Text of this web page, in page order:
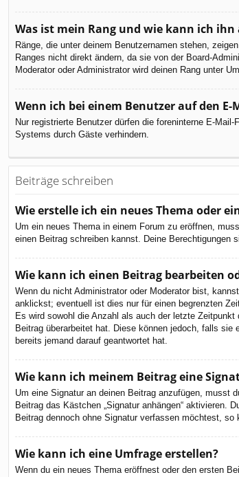
Was ist mein Rang und wie kann ich ihn
Ränge, die unter deinem Benutzernamen stehen,
Ranges nicht direkt ändern, da sie von der Board-
Moderator oder Administrator wird deinen Rang unter
Wenn ich bei einem Benutzer auf den
Nur registrierte Benutzer dürfen die foreninterne E-
Systems durch Gäste verhindern.
Beiträge schreiben
Wie erstelle ich ein neues Thema oder
Um ein neues Thema in einem Forum zu eröffnen,
einen Beitrag schreiben kannst. Deine Berechtigungen
Wie kann ich einen Beitrag bearbeiten
Wenn du nicht Administrator oder Moderator bist,
anklickst; eventuell ist dies nur für einen begrenzten
Es wird sowohl die Anzahl als auch der letzte
Beitrag überarbeitet hat. Diese können jedoch, falls
bereits jemand darauf geantwortet hat.
Wie kann ich meinem Beitrag eine
Um eine Signatur an deinen Beitrag anzufügen, musst
Beitrag das Kästchen „Signatur anhängen“ aktivieren.
Beitrag dennoch ohne Signatur verfassen möchtest,
Wie kann ich eine Umfrage erstellen?
Wenn du ein neues Thema eröffnest oder den ersten